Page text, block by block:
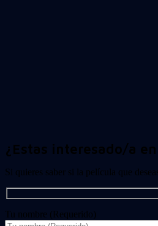
¿Estas interesado/a
Si quieres saber si la película que
Tu nombre (Requerido)